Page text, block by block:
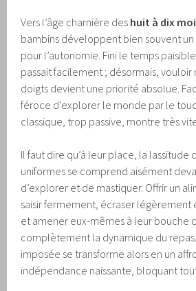
Vers l’âge charnière des huit à dix
bambins développent bien souvent
pour l’autonomie. Fini le temps
passait facilement ; désormais, vouloir
doigts devient une priorité absolue.
féroce d’explorer le monde par le
classique, trop passive, montre très
Il faut dire qu’à leur place, la lassitude
uniformes se comprend aisément
d’explorer et de mastiquer. Offrir un
saisir fermement, écraser légèrement
et amener eux-mêmes à leur bouche
complètement la dynamique du
imposée se transforme alors en un
indépendance naissante, bloquant